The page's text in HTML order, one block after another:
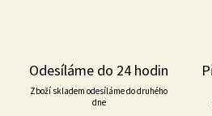
Odesíláme do 24 hodin
Zboží skladem odesíláme do druhého
dne